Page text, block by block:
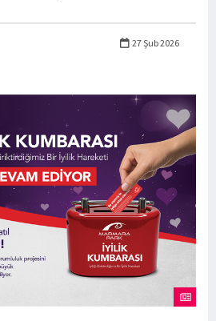
27 Şub 2026